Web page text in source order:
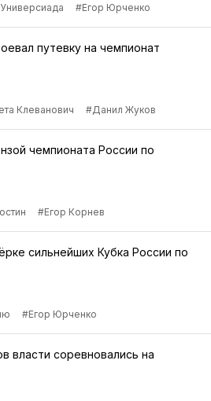
#Егор Юрченко
путевку на чемпионат
Клеванович #Данил Жуков
чемпионата России по
#Егор Корнев
сильнейших Кубка России по
#Егор Юрченко
власти соревновались на